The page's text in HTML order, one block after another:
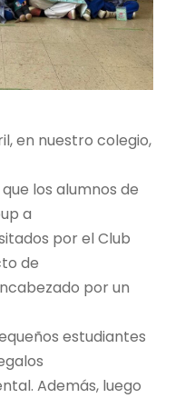
en nuestro colegio,
los alumnos de
a
por el Club
de
por un
estudiantes
Además, luego